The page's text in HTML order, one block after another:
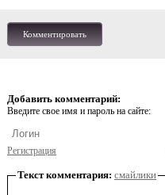
Комментировать
Добавить комментарий:
Введите свое имя и пароль на сайте:
Регистрация
Текст комментария: смайлики